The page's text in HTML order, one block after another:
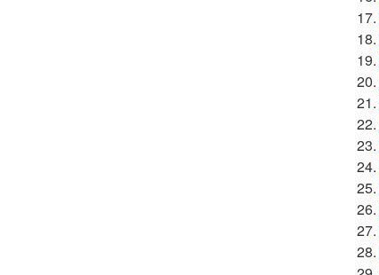
17.
18.
19.
20.
21.
22.
23.
24.
25.
26.
27.
28.